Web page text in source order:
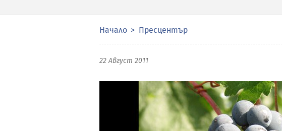
Начало Пресцентър
22 Август 2011